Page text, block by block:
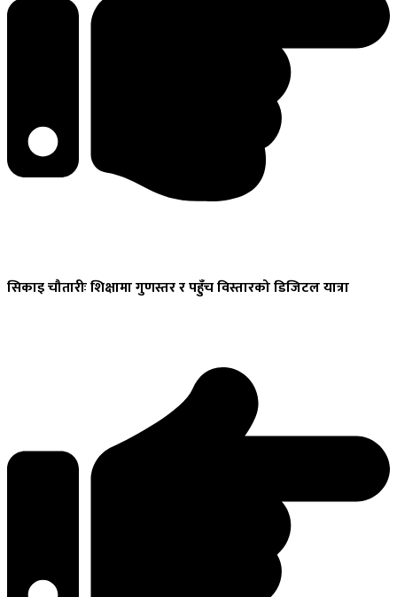
सिकाइचौतारीः शिक्षामा गुणस्तर र पहुँच विस्तारको डिजिटल यात्रा